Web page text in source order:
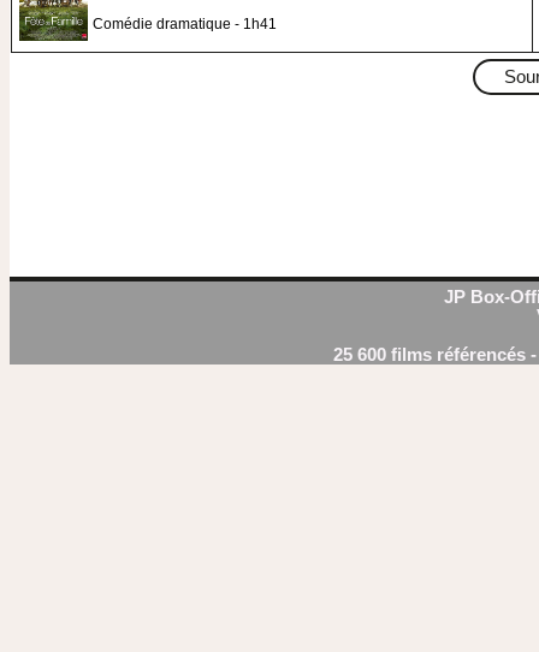
Comédie dramatique - 1h41
JP Box-
25 600 films référencés